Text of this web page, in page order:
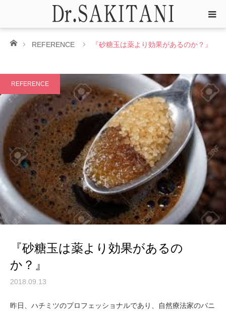
ホームREFERENCE 『砂糖玉は薬より効果があるのか？』
REFERENCE
『砂糖玉は薬より効果があるの
か？』
2018.09.13
昨日、ハチミツのプロフェッショナルであり、自然療法家のバニ